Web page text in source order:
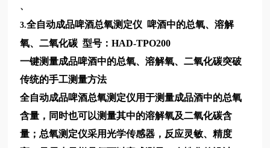
、
3.全自动成品啤酒总氧测定仪 啤酒中的总氧、溶解
氧、二氧化碳 型号：HAD-TPO200
一键测量成品啤酒中的总氧、溶解氧、二氧化碳突破
传统的手工测量方法
全自动成品啤酒总氧测定仪用于测量成品酒中的总氧
含量，同时也可以测量其中的溶解氧及二氧化碳含
量；总氧测定仪采用光学传感器，反应灵敏、精度